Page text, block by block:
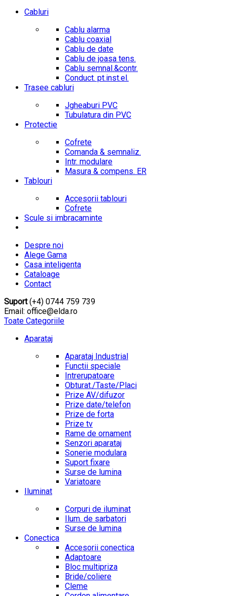
Cabluri
Cablu alarma
Cablu coaxial
Cablu de date
Cablu de joasa tens.
Cablu semnal.&contr.
Conduct. pt.inst.el.
Trasee cabluri
Jgheaburi PVC
Tubulatura din PVC
Protectie
Cofrete
Comanda & semnaliz.
Intr. modulare
Masura & compens. ER
Tablouri
Accesorii tablouri
Cofrete
Scule si imbracaminte
Despre noi
Alege Gama
Casa inteligenta
Cataloage
Contact
Suport(+4) 0744 759 739
Email: office@elda.ro
Toate Categoriile
Aparataj
Aparataj Industrial
Functii speciale
Intrerupatoare
Obturat./Taste/Placi
Prize AV/difuzor
Prize date/telefon
Prize de forta
Prize tv
Rame de ornament
Senzori aparataj
Sonerie modulara
Suport fixare
Surse de lumina
Variatoare
Iluminat
Corpuri de iluminat
Ilum. de sarbatori
Surse de lumina
Conectica
Accesorii conectica
Adaptoare
Bloc multipriza
Bride/coliere
Cleme